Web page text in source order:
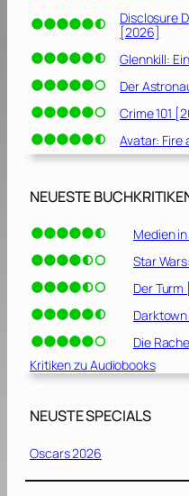
[
0
1
1
]
Disclosure
[2026]
Glennkill:
Der
Crime 101
Avatar: Fire
NEUESTE
Medien
Star
Der Turm
Die
Kritiken zu Audiobooks
NEUSTE SPECIALS
Oscars 2026